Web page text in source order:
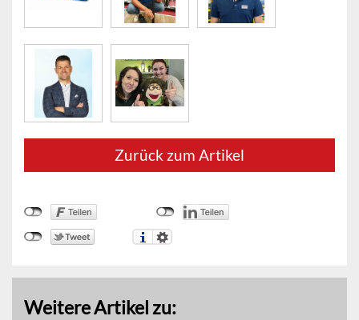
Zurück zum Artikel
Weitere Artikel zu: